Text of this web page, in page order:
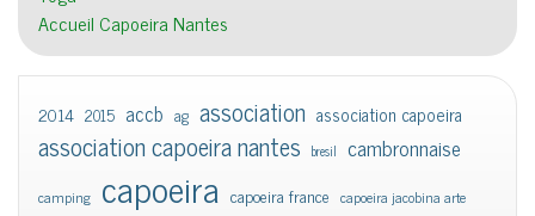
Accueil Capoeira Nantes
2014 2015 accb ag association association capoeira
association capoeira nantes bresil cambronnaise
camping capoeira capoeira france capoeira jacobina arte